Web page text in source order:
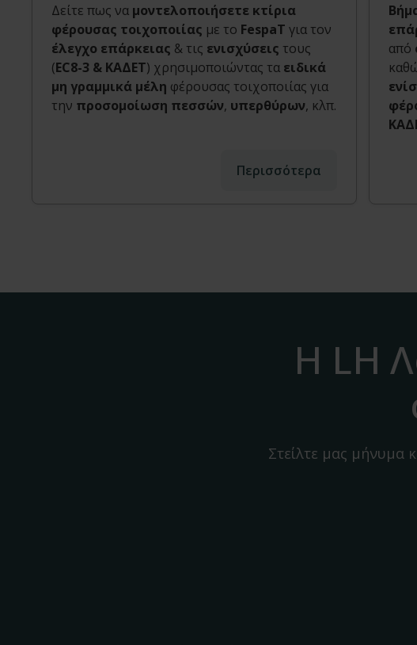
Δείτε πως να μοντελοποιήσετε κτίρια
φέρουσας τοιχοποιίας με το FespaT για τον
έλεγχο επάρκειας & τις ενισχύσεις τους
(EC8-3 & ΚΑΔΕΤ) χρησιμοποιώντας τα ειδικά
μη γραμμικά μέλη φέρουσας τοιχοποιίας για
την προσομοίωση πεσσών, υπερθύρων, κλπ.
Περισσότερα
από
Η LH
Στείλτε μας μήνυμα